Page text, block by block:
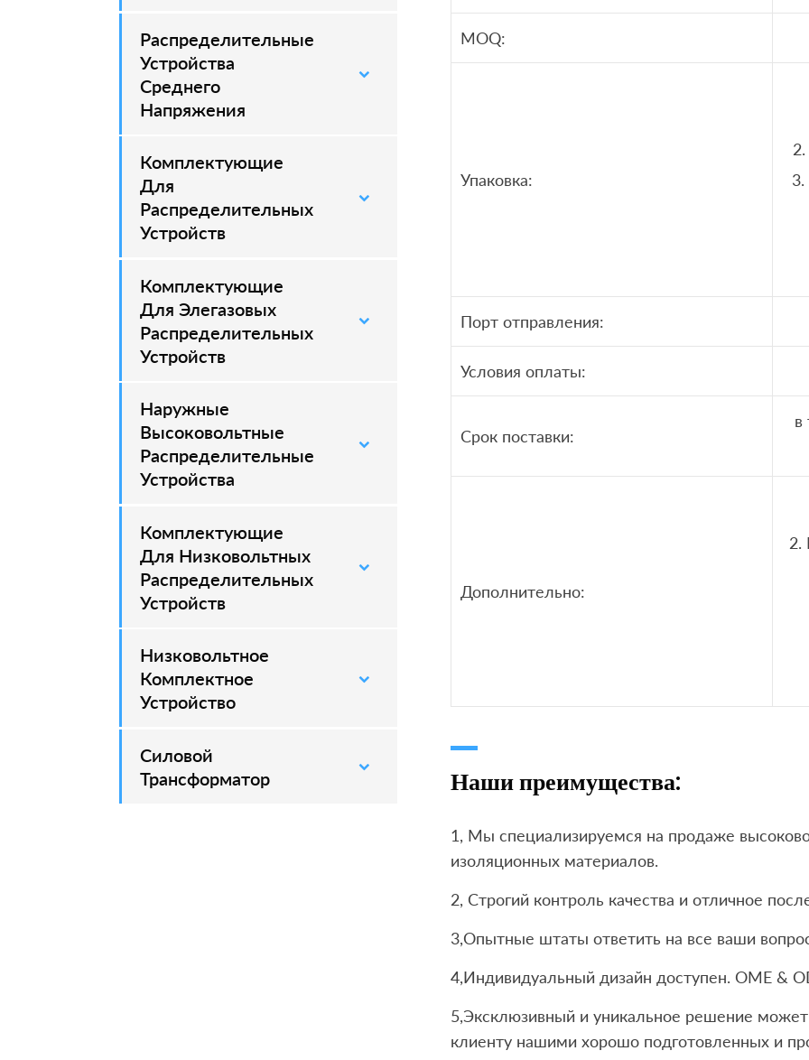
Распределительные
Устройства
Среднего
Напряжения
–
Комплектующие
Для
Распределительных
Устройств
–
Комплектующие
Для Элегазовых
Распределительных
Устройств
–
Наружные
Высоковольтные
Распределительные
Устройства
–
Комплектующие
Для Низковольтных
Распределительных
Устройств
Низковольтное
Комплектное
Устройство
Силовой
Трансформатор
–
MOQ:
Упаковка:
Порт отправления:
Условия оплаты:
Срок поставки:
в
Дополнительно:
2.
Наши преимущества:
1, Мы специализируемся на продаже
изоляционных материалов.
2, Строгий контроль качества и отличное
3,Опытные штаты ответить на все ваши
4,Индивидуальный дизайн доступен. OME &
5,Эксклюзивный и уникальное решение
клиенту нашими хорошо подготовленных и